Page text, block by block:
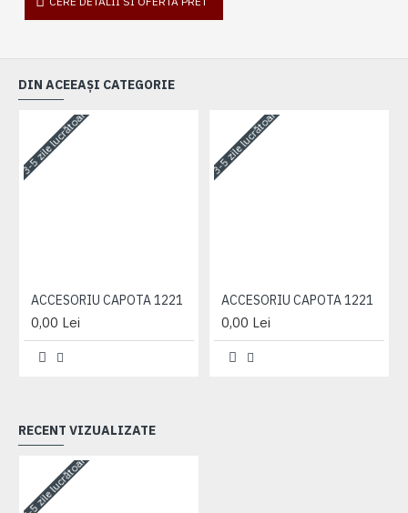
DIN ACEEAȘI CATEGORIE
3-5 zile lucrătoare
ACCESORIU CAPOTA 1221
0,00 Lei
3-5 zile lucrătoare
ACCESORIU CAPOTA 1221
0,00 Lei
RECENT VIZUALIZATE
3-5 zile lucrătoare